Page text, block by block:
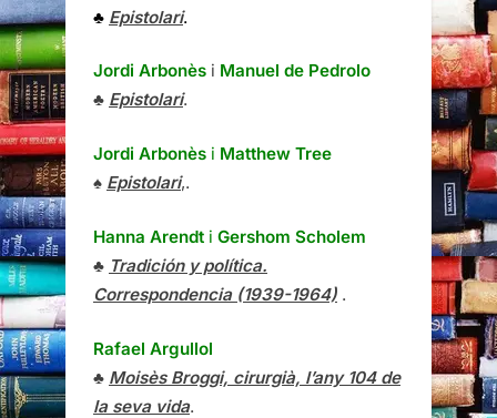
♣ Epistolari.
Jordi Arbonès i Manuel de Pedrolo
♣ Epistolari.
Jordi Arbonès i Matthew Tree
♠ Epistolari,.
Hanna Arendt i Gershom Scholem
♣ Tradición y política.
Correspondencia (1939-1964) .
Rafael Argullol
♣ Moisès Broggi, cirurgià, l’any 104 de
la seva vida.